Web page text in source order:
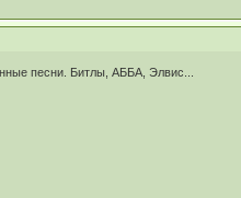
песни. Битлы, АББА, Элвис...